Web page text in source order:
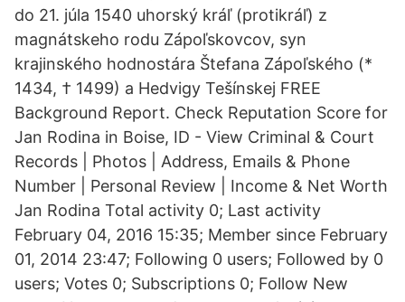
do 21. júla 1540 uhorský kráľ (protikráľ) z
magnátskeho rodu Zápoľskovcov, syn
krajinského hodnostára Štefana Zápoľského (*
1434, † 1499) a Hedvigy Tešínskej FREE
Background Report. Check Reputation Score for
Jan Rodina in Boise, ID - View Criminal & Court
Records | Photos | Address, Emails & Phone
Number | Personal Review | Income & Net Worth
Jan Rodina Total activity 0; Last activity
February 04, 2016 15:35; Member since February
01, 2014 23:47; Following 0 users; Followed by 0
users; Votes 0; Subscriptions 0; Follow New